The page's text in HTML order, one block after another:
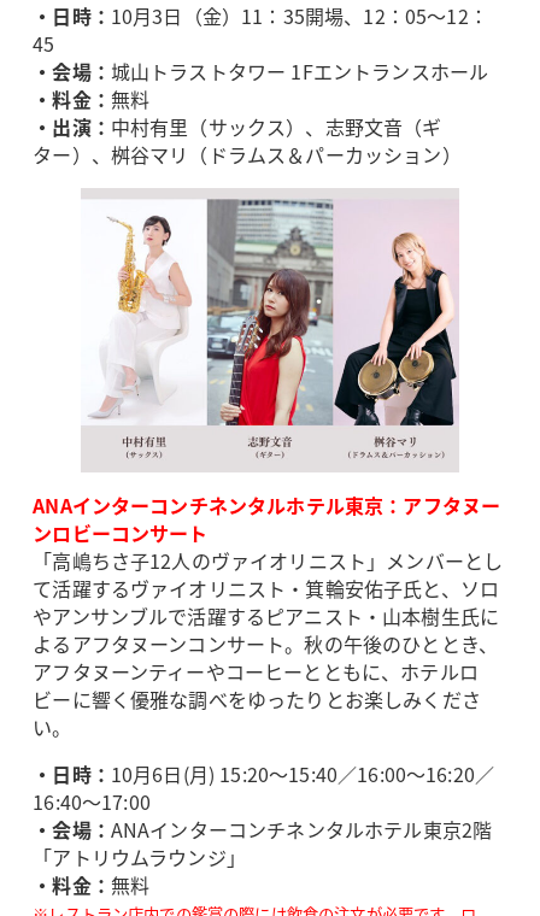
・日時： 10月3日（金）11：35開場、12：05～12：
45
・会場： 城山トラストタワー 1Fエントランスホール
・料金： 無料
・出演： 中村有里（サックス）、志野文音（ギ
ター）、桝谷マリ（ドラムス＆パーカッション）
ANAインターコンチネンタルホテル東京：アフタヌー
ンロビーコンサート
「高嶋ちさ子12人のヴァイオリニスト」メンバーとし
て活躍するヴァイオリニスト・箕輪安佑子氏と、ソロ
やアンサンブルで活躍するピアニスト・山本樹生氏に
よるアフタヌーンコンサート。秋の午後のひととき、
アフタヌーンティーやコーヒーとともに、ホテルロ
ビーに響く優雅な調べをゆったりとお楽しみくださ
い。
・日時： 10月6日(月) 15:20～15:40／16:00～16:20／
16:40～17:00
・会場： ANAインターコンチネンタルホテル東京2階
「アトリウムラウンジ」
・料金： 無料